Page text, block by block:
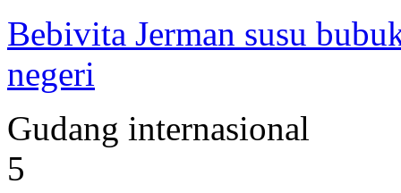
Bebivita Jerman susu
negeri
Gudang internasional
5